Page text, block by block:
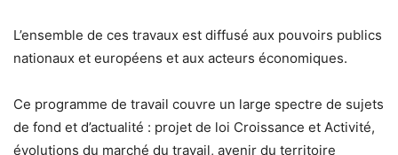
L’ensemble de ces travaux est diffusé aux pouvoirs publics
nationaux et européens et aux acteurs économiques.
Ce programme de travail couvre un large spectre de sujets
de fond et d’actualité : projet de loi Croissance et Activité,
évolutions du marché du travail, avenir du territoire